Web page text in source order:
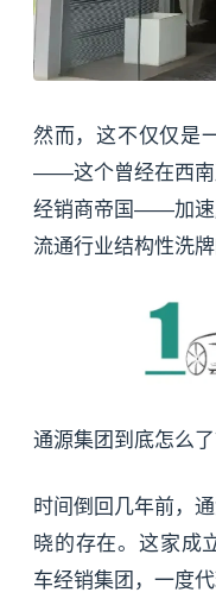
然而，这不仅仅是
——这个曾经在西南
经销商帝国——加速
流通行业结构性洗
通源集团到底怎么了
时间倒回几年前，
晓的存在。这家成
车经销集团，一度